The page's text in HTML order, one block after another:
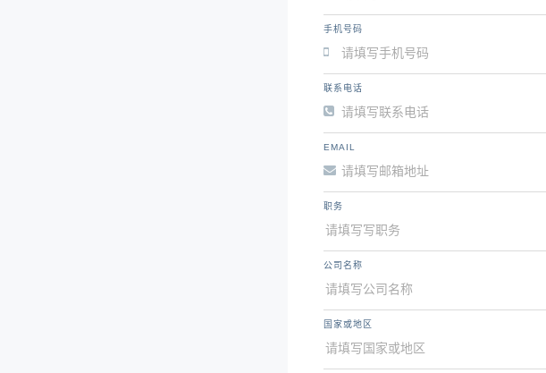
手机号码
联系电话
EMAIL
职务
公司名称
国家或地区